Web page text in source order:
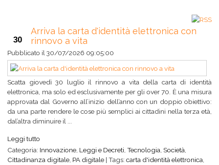
30
Arriva la carta d'identità elettronica con
rinnovo a vita
Pubblicato il 30/07/2026 09:05:00
Scatta giovedì 30 luglio il rinnovo a vita della carta di identità
elettronica, ma solo ed esclusivamente per gli over 70. È una misura
approvata dal Governo all’inizio dell’anno con un doppio obiettivo:
da una parte rendere le cose più semplici ai cittadini nella terza età,
dal’altra diminuire il ...
Leggi tutto
Categoria: Innovazione Leggi e Decreti Tecnologia Società
Cittadinanza digitale PA digitale | Tags: carta d'identità elettronica